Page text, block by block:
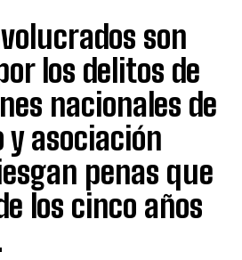
son
los delitos de
nacionales de
asociación
penas que
los cinco años